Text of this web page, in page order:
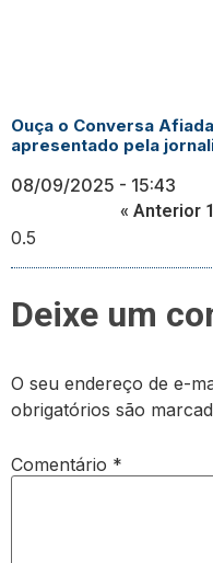
Ouça o Conversa
apresentado pela
08/09/2025 15:43
« Anterior 1
Deixe um
O seu endereço de e-
obrigatórios são
Comentário *